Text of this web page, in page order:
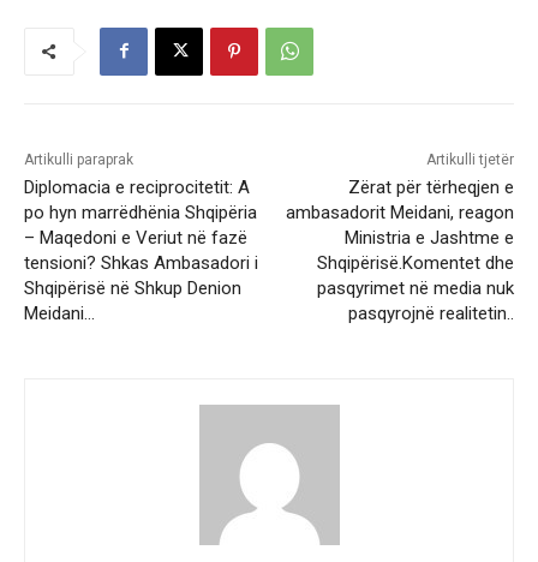
Artikulli paraprak
Diplomacia e reciprocitetit: A
po hyn marrëdhënia Shqipëria
– Maqedoni e Veriut në fazë
tensioni? Shkas Ambasadori i
Shqipërisë në Shkup Denion
Meidani…
Artikulli tjetër
Zërat për tërheqjen e
ambasadorit Meidani, reagon
Ministria e Jashtme e
Shqipërisë.Komentet dhe
pasqyrimet në media nuk
pasqyrojnë realitetin..